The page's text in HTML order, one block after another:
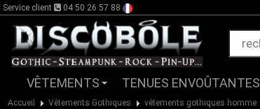
Service client 04 50 26 57 88
VÊTEMENTS TENUES ENVOÛTANTES
Accueil Vêtements Gothiques vêtements gothiques homme